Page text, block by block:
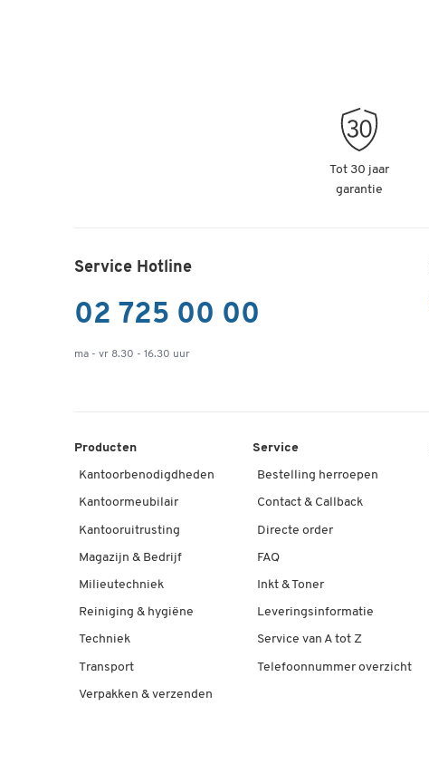
Tot 30 jaar
garantie
Service Hotline
02 725 00 00
ma - vr 8.30 - 16.30 uur
Producten
Kantoorbenodigdheden
Kantoormeubilair
Kantooruitrusting
Magazijn & Bedrijf
Milieutechniek
Reiniging & hygiëne
Techniek
Transport
Verpakken & verzenden
Service
Bestelling herroepen
Contact & Callback
Directe order
FAQ
Inkt & Toner
Leveringsinformatie
Service van A tot Z
Telefoonnummer overzicht